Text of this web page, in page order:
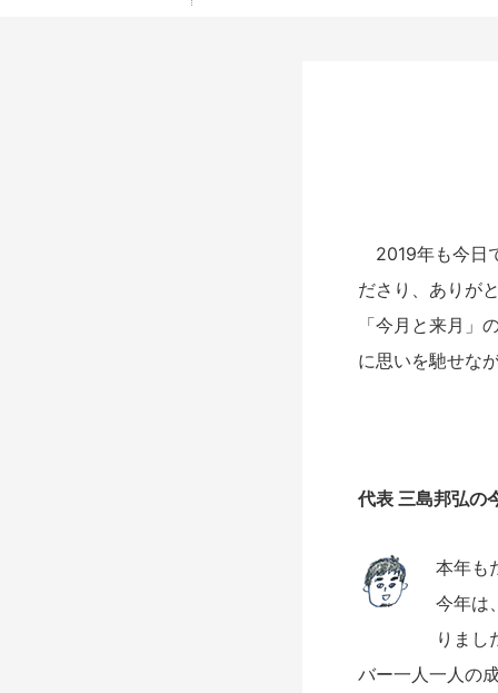
2019年も今日
ださり、ありが
「今月と来月」
に思いを馳せな
代表 三島邦弘の
本年も
今年は
りまし
バー一人一人の